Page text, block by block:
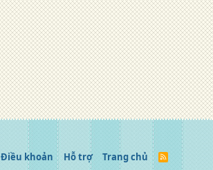
Điều khoản Hỗ trợ Trang chủ
R